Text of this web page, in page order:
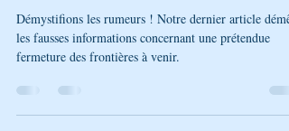
Génération Breslev
4 août 2023
1 min de lecture
Préparatifs Rassurants pour Roch